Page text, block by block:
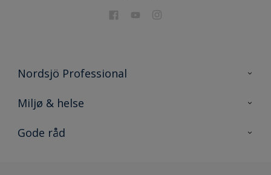
Nordsjö Professional
Kontakt os
Konkurrence
Miljø & helse
Miljø og produkter
Gode råd